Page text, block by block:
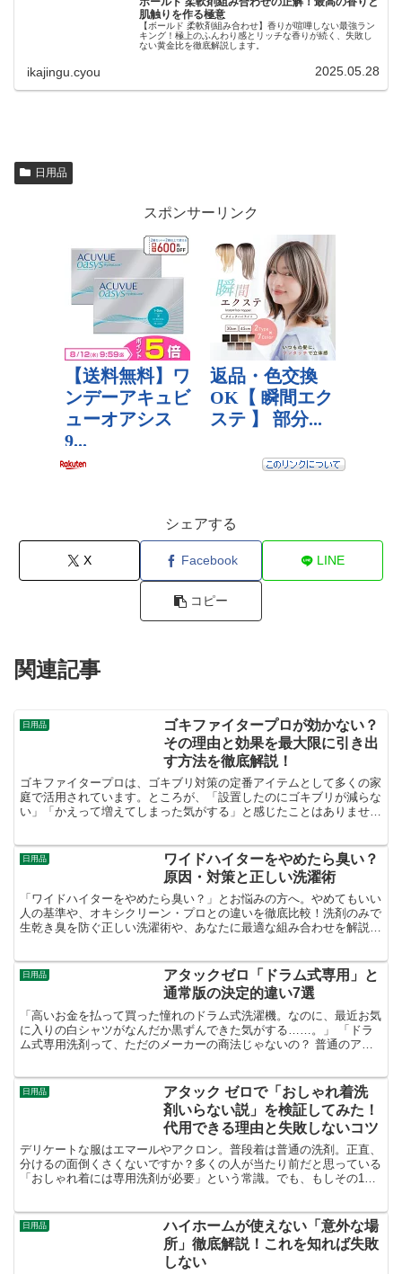
肌触りを作る極意
【ボールド 柔軟剤組み合わせ】香りが喧嘩しない最強ラン
キング！極上のふんわり感とリッチな香りが続く、失敗し
ない黄金比を徹底解説します。
ikajingu.cyou 2025.05.28
日用品
スポンサーリンク
シェアする
X Facebook LINE
コピー
関連記事
日用品
ゴキファイタープロが効かない？
その理由と効果を最大限に引き出
す方法を徹底解説！
ゴキファイタープロは、ゴキブリ対策の定番アイテムとして多くの家
庭で活用されています。ところが、「設置したのにゴキブリが減らな
い」「かえって増えてしまった気がする」と感じたことはありません
日用品
ワイドハイターをやめたら臭い？
原因・対策と正しい洗濯術
「ワイドハイターをやめたら臭い？」とお悩みの方へ。やめてもいい
人の基準や、オキシクリーン・プロとの違いを徹底比較！洗剤のみで
生乾き臭を防ぐ正しい洗濯術や、あなたに最適な組み合わせを解説し
日用品
アタックゼロ「ドラム式専用」と
通常版の決定的違い7選
「高いお金を払って買った憧れのドラム式洗濯機。なのに、最近お気
に入りの白シャツがなんだか黒ずんできた気がする……。」 「ドラ
ム式専用洗剤って、ただのメーカーの商法じゃないの？ 普通のアタ
日用品
アタック ゼロで「おしゃれ着洗
剤いらない説」を検証してみた！
代用できる理由と失敗しないコツ
デリケートな服はエマールやアクロン。普段着は普通の洗剤。正直、
分けるの面倒くさくないですか？多くの人が当たり前だと思っている
「おしゃれ着には専用洗剤が必要」という常識。でも、もしその1本
日用品
ハイホームが使えない「意外な場
所」徹底解説！これを知れば失敗
しない